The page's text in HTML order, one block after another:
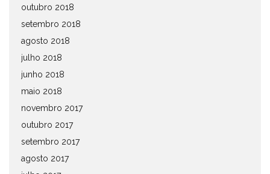
outubro 2018
setembro 2018
agosto 2018
julho 2018
junho 2018
maio 2018
novembro 2017
outubro 2017
setembro 2017
agosto 2017